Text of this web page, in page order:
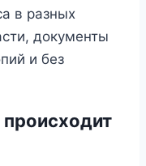
в разных
документы
и без